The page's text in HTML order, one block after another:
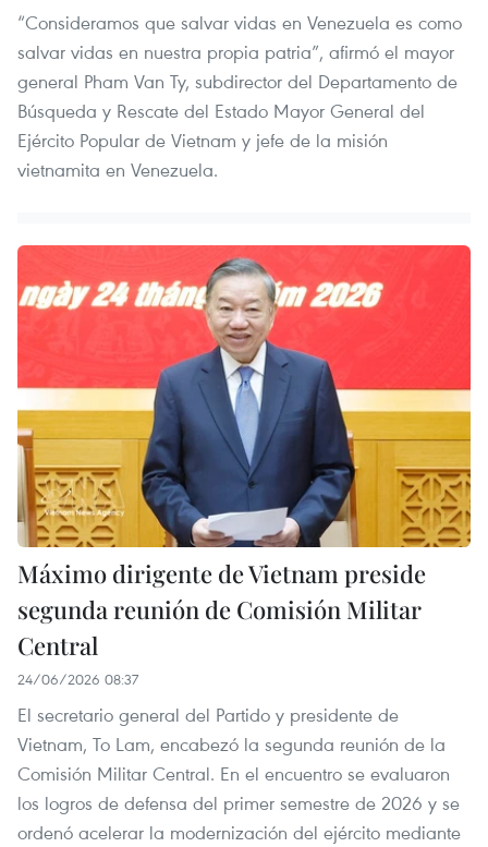
“Consideramos que salvar vidas en Venezuela es como
salvar vidas en nuestra propia patria”, afirmó el mayor
general Pham Van Ty, subdirector del Departamento de
Búsqueda y Rescate del Estado Mayor General del
Ejército Popular de Vietnam y jefe de la misión
vietnamita en Venezuela.
Máximo dirigente de Vietnam preside
segunda reunión de Comisión Militar
Central
24/06/2026 08:37
El secretario general del Partido y presidente de
Vietnam, To Lam, encabezó la segunda reunión de la
Comisión Militar Central. En el encuentro se evaluaron
los logros de defensa del primer semestre de 2026 y se
ordenó acelerar la modernización del ejército mediante